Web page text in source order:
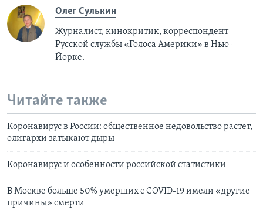
Олег Сулькин
Журналист, кинокритик, корреспондент
Русской службы «Голоса Америки» в Нью-
Йорке.
Читайте также
Коронавирус в России: общественное недовольство растет,
олигархи затыкают дыры
Коронавирус и особенности российской статистики
В Москве больше 50% умерших с COVID-19 имели «другие
причины» смерти